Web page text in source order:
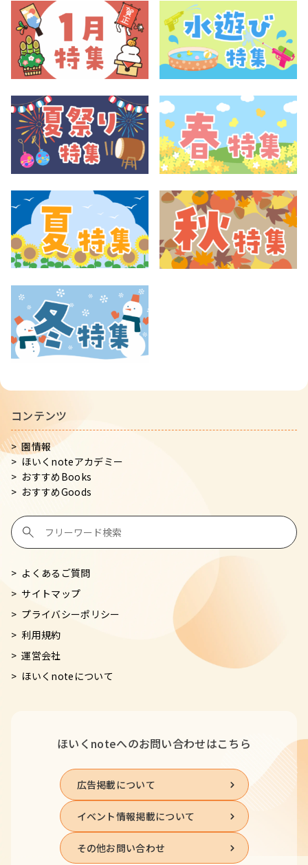
コンテンツ
園情報
ほいくnoteアカデミー
おすすめBooks
おすすめGoods
よくあるご質問
サイトマップ
プライバシーポリシー
利用規約
運営会社
ほいくnoteについて
ほいくnoteへのお問い合わせはこちら
広告掲載について
イベント情報掲載について
その他お問い合わせ